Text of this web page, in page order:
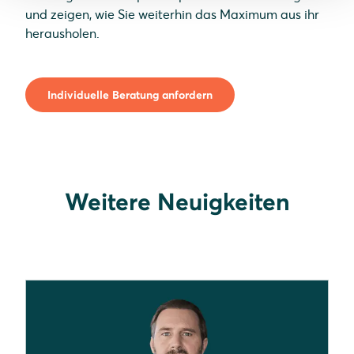
und zeigen, wie Sie weiterhin das Maximum aus ihr
herausholen.
Individuelle Beratung anfordern
Weitere Neuigkeiten